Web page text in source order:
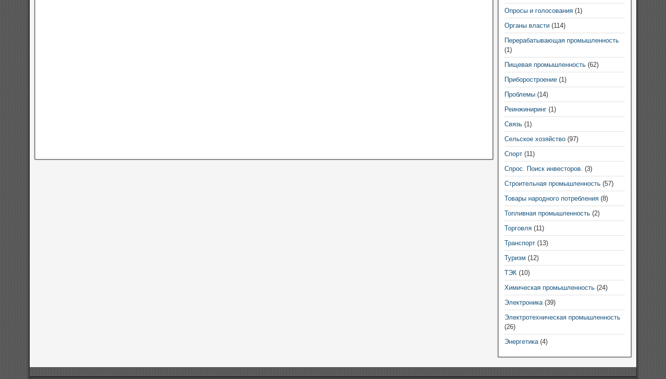
Опросы и голосования(1)
Органы власти(114)
Перерабатывающая промышленность
(1)
Пищевая промышленность(62)
Приборостроение(1)
Проблемы(14)
Реинжиниринг(1)
Связь(1)
Сельское хозяйство(97)
Спорт(11)
Спрос. Поиск инвесторов. (3)
Строительная промышленность(57)
Товары народного потребления(8)
Топливная промышленность(2)
Торговля(11)
Транспорт(13)
Туризм (12)
ТЭК(10)
Химическая промышленность(24)
Электроника(39)
Электротехническая промышленность
(26)
Энергетика(4)